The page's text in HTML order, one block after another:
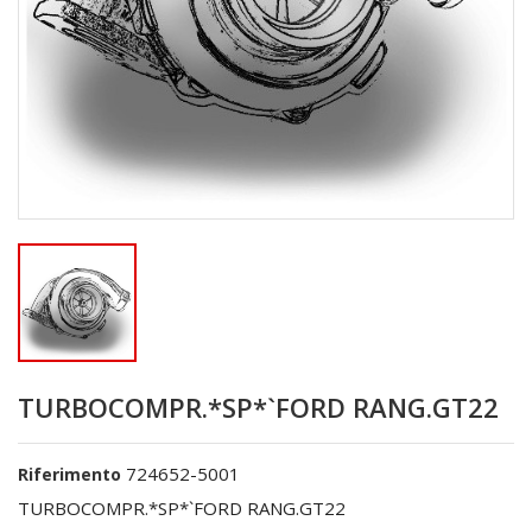
TURBOCOMPR.*SP*`FORD RANG.GT22
Riferimento 724652-5001
TURBOCOMPR.*SP*`FORD RANG.GT22